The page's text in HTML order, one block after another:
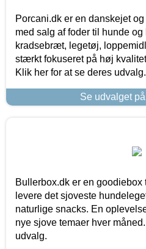
Porcani.dk er en danskejet
med salg af foder til hunde
kradsebræt, legetøj,
stærkt fokuseret på høj
Klik her for at se deres udvalg.
Se udvalget
Bullerbox.dk er en
levere det sjoveste
naturlige snacks. En
nye sjove temaer hver
udvalg.